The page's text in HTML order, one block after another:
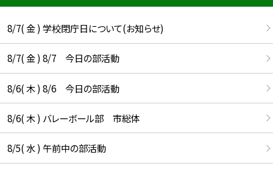
8/7( 金 ) 学校閉庁日について(お知らせ)
8/7( 金 ) 8/7 今日の部活動
8/6( 木 ) 8/6 今日の部活動
8/6( 木 ) バレーボール部 市総体
8/5( 水 ) 午前中の部活動